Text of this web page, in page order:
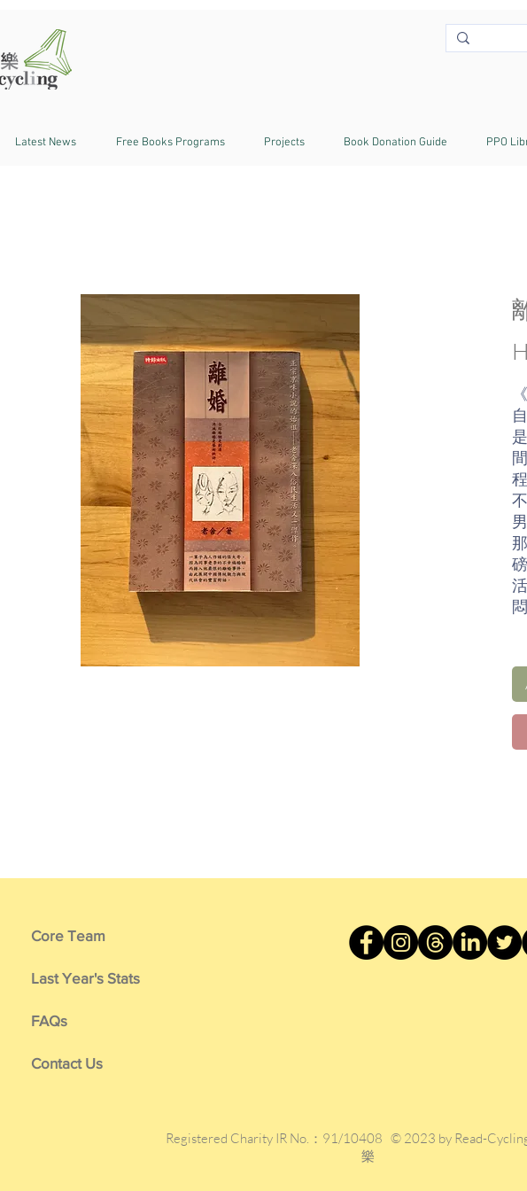
Latest News Free Books Programs Projects Book Donation Guide PPO
Core Team
Last Year's Stats
FAQs
Contact Us
Registered Charity IR No.：91/10408 © 2023 by Read-
樂